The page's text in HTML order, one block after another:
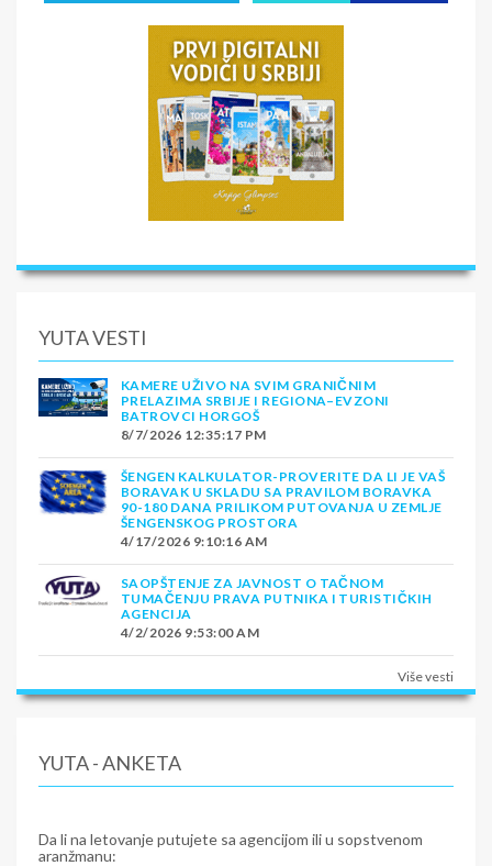
YUTA VESTI
KAMERE UŽIVO NA SVIM GRANIČNIM
PRELAZIMA SRBIJE I REGIONA–EVZONI
BATROVCI HORGOŠ
8/7/2026 12:35:17 PM
ŠENGEN KALKULATOR-PROVERITE DA LI JE VAŠ
BORAVAK U SKLADU SA PRAVILOM BORAVKA
90-180 DANA PRILIKOM PUTOVANJA U ZEMLJE
ŠENGENSKOG PROSTORA
4/17/2026 9:10:16 AM
SAOPŠTENJE ZA JAVNOST O TAČNOM
TUMAČENJU PRAVA PUTNIKA I TURISTIČKIH
AGENCIJA
4/2/2026 9:53:00 AM
Više vesti
YUTA - ANKETA
Da li na letovanje putujete sa agencijom ili u sopstvenom
aranžmanu: